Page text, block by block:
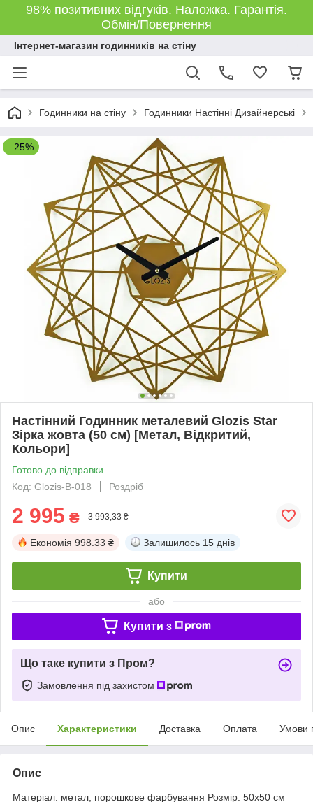
98% позитивних відгуків. Наложка. Гарантія.
Обмін/Повернення
Інтернет-магазин годинників на стіну
Годинники на стіну Годинники Настінні Дизайнерські
–25%
Настінний Годинник металевий Glozis Star
Зірка жовта (50 см) [Метал, Відкритий,
Кольори]
Готово до відправки
Код: Glozis-B-018
Роздріб
2 995 ₴ 3 993,33 ₴
Економія 998.33 ₴ Залишилось 15 днів
Купити
або
Купити з
Що таке купити з Пром?
Замовлення під захистом
Опис Характеристики Доставка Оплата Умови
Опис
Матеріал: метал, порошкове фарбування Розмір: 50х50 см